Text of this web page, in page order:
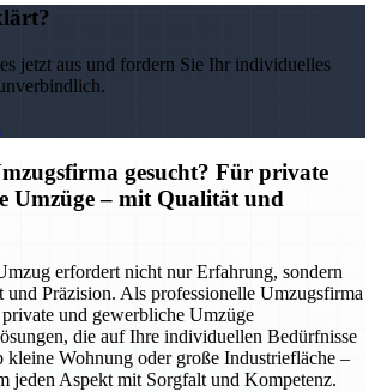
jetzt aus und fordern Sie Ihr individuelles
gesucht? Für private
Umzüge – mit Qualität und
erfordert nicht nur Erfahrung, sondern
und Präzision. Als professionelle Umzugsfirma
und gewerbliche Umzüge
die auf Ihre individuellen Bedürfnisse
kleine Wohnung oder große Industriefläche –
jeden Aspekt mit Sorgfalt und Kompetenz.